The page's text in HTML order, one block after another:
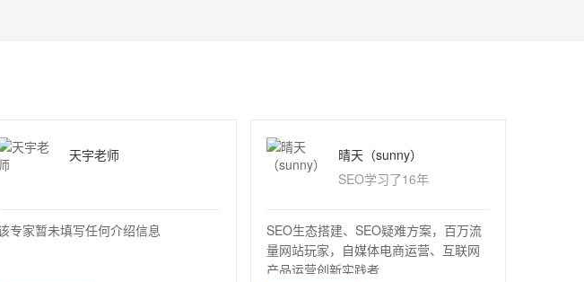
天宇老师
专家暂未填写任何介绍信息
晴天（sunny）
SEO学习了16年
SEO生态搭建、SEO疑难方案，百万流
量网站玩家，自媒体电商运营、互联网
产品运营创新实践者